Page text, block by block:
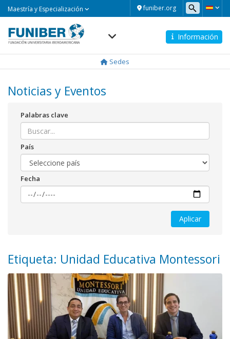
funiber.org
Maestría y Especialización
Información
Sedes
Noticias y Eventos
Palabras clave
País
Fecha
Etiqueta: Unidad Educativa Montessori